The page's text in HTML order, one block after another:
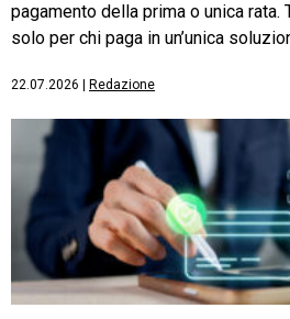
pagamento della prima o unica rata.
solo per chi paga in un’unica
22.07.2026 Redazione